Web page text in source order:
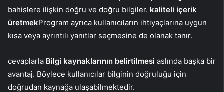
bahislere ilişkin doğru ve doğru bilgiler. kaliteli içerik
üretmekProgram ayrıca kullanıcıların ihtiyaçlarına uygun
kısa veya ayrıntılı yanıtlar seçmesine de olanak tanır.
cevaplarla Bilgi kaynaklarının belirtilmesi aslında başka bir
avantaj. Böylece kullanıcılar bilginin doğruluğu için
doğrudan kaynağa ulaşabilmektedir.